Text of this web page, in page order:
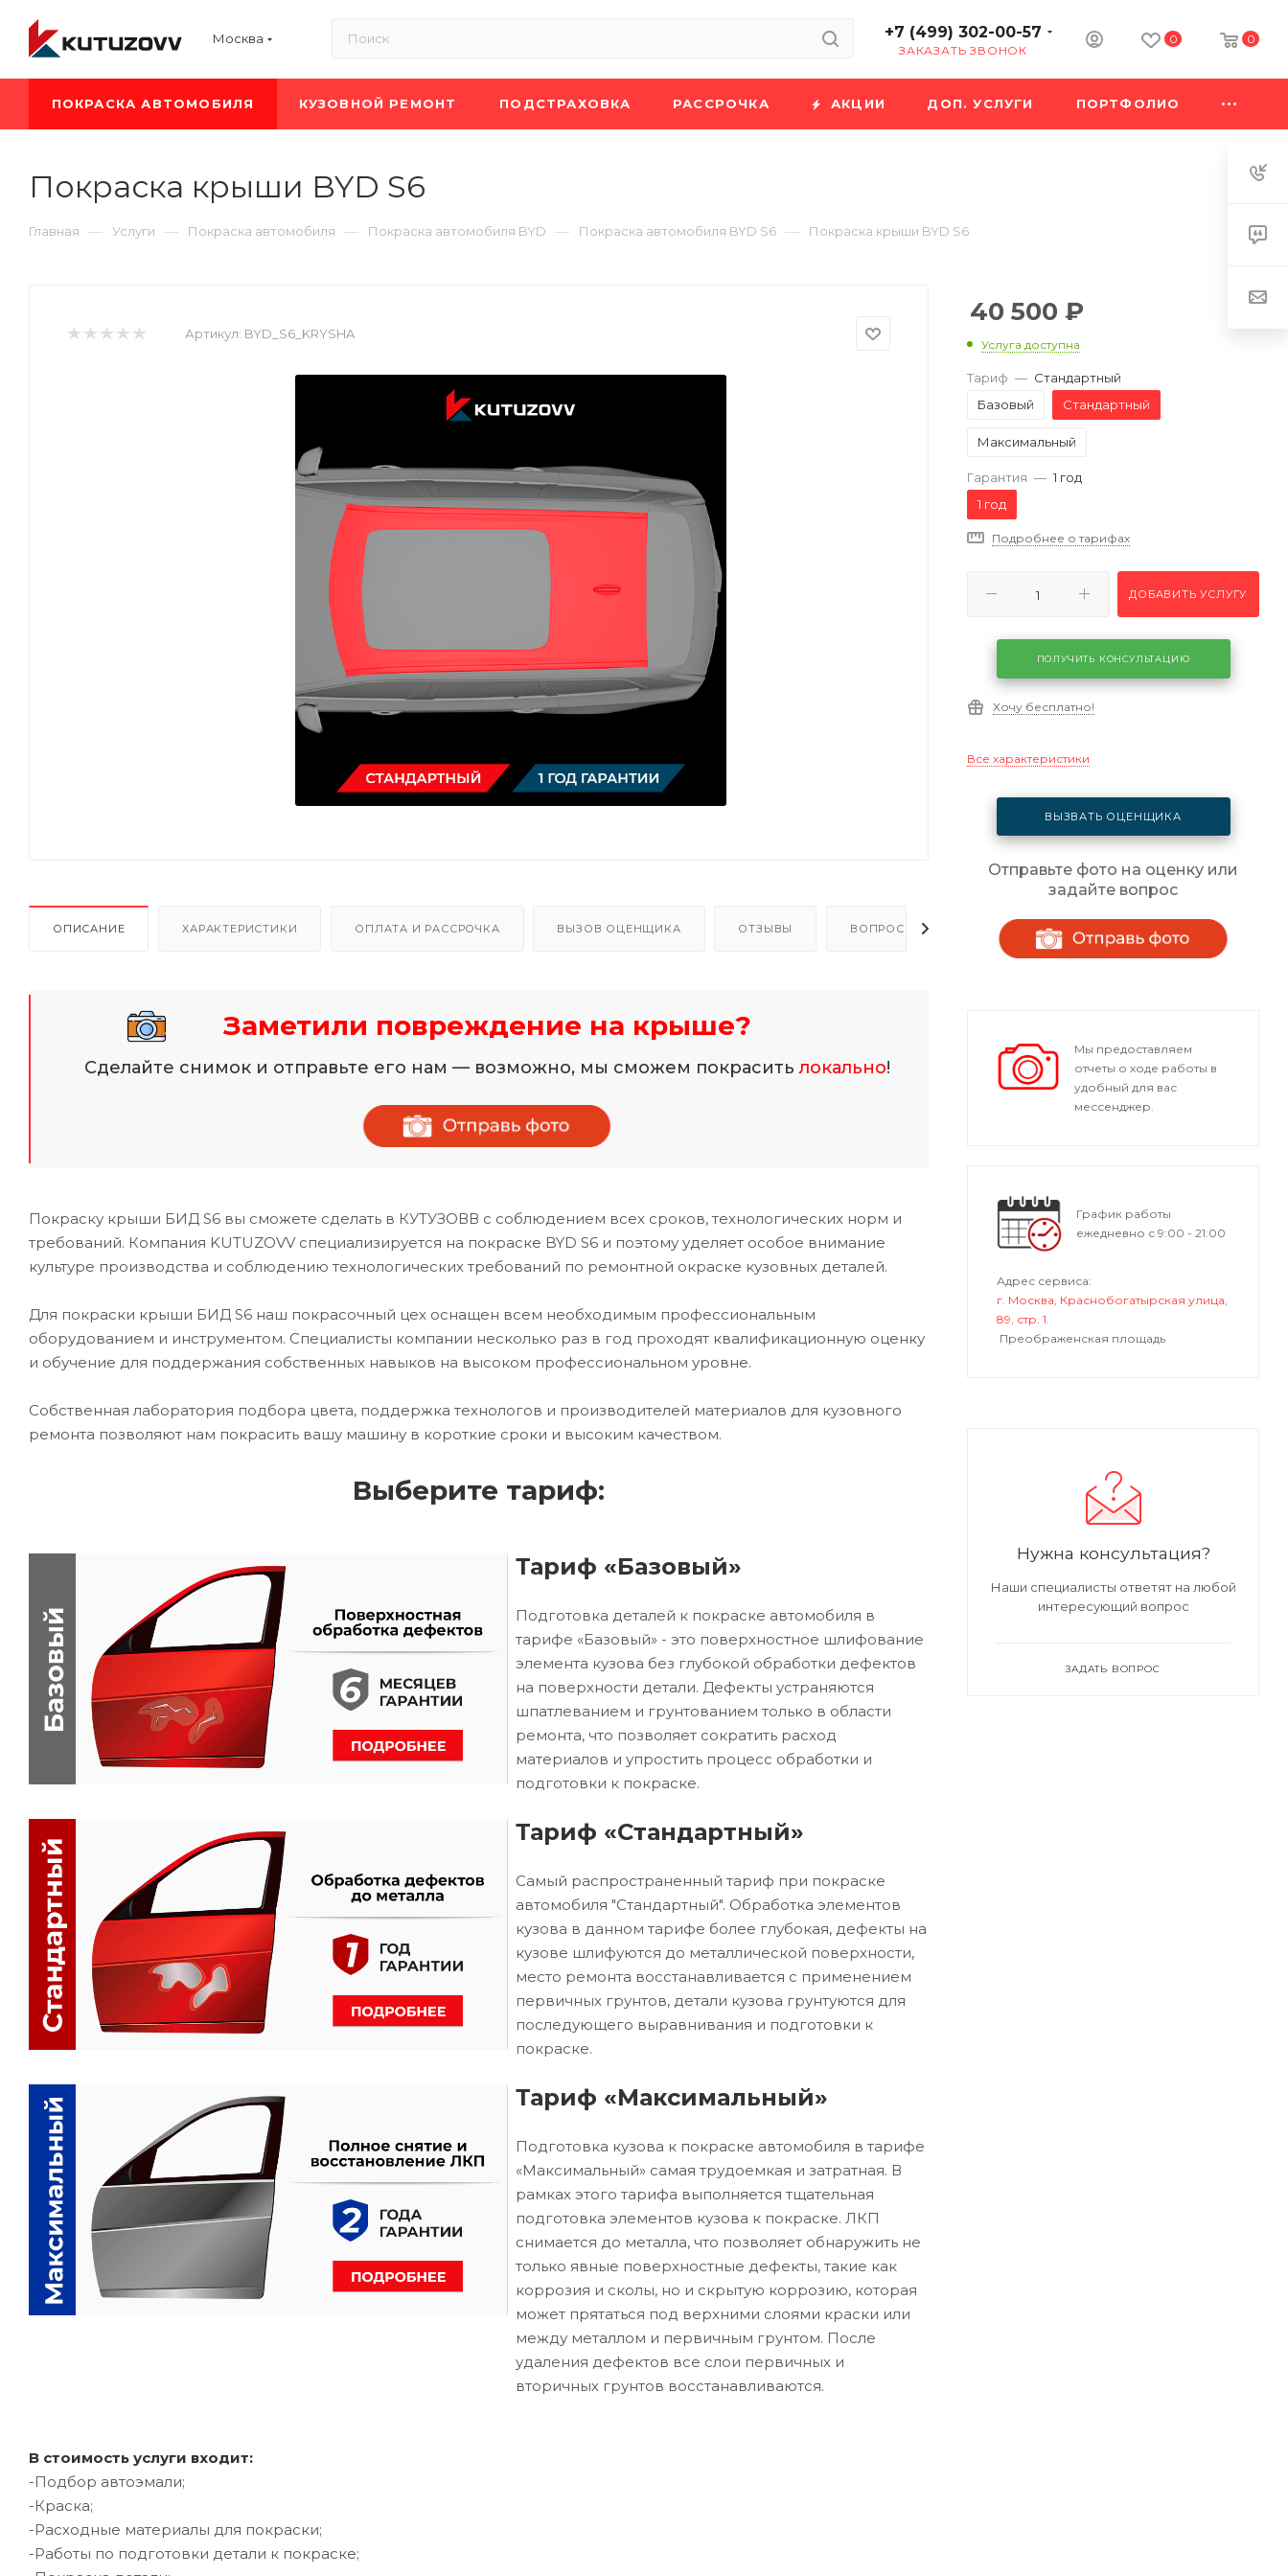
Москва +7 (499) 302-00-57
ЗАКАЗАТЬ ЗВОНОК
0 0
ПОКРАСКА АВТОМОБИЛЯ КУЗОВНОЙ РЕМОНТ ПОДСТРАХОВКА РАССРОЧКА АКЦИИ ДОП. УСЛУГИ ПОРТФОЛИО
Покраска крыши BYD S6
Главная — Услуги — Покраска автомобиля — Покраска автомобиля BYD — Покраска автомобиля BYD S6 — Покраска крыши BYD S6
Артикул: BYD_S6_KRYSHA
ОПИСАНИЕ ХАРАКТЕРИСТИКИ ОПЛАТА И РАССРОЧКА ВЫЗОВ ОЦЕНЩИКА ОТЗЫВЫ ВОПРОСЫ - ОТВЕТЫ
Заметили повреждение на крыше?
Сделайте снимок и отправьте его нам — возможно, мы сможем покраситьлокально!
Покраску крыши БИД S6 вы сможете сделать в КУТУЗОВВ с соблюдением всех сроков, технологических норм и
требований. Компания KUTUZOVV специализируется на покраске BYD S6 и поэтому уделяет особое внимание
культуре производства и соблюдению технологических требований по ремонтной окраске кузовных деталей.
Для покраски крыши БИД S6 наш покрасочный цех оснащен всем необходимым профессиональным
оборудованием и инструментом. Специалисты компании несколько раз в год проходят квалификационную оценку
и обучение для поддержания собственных навыков на высоком профессиональном уровне.
Собственная лаборатория подбора цвета, поддержка технологов и производителей материалов для кузовного
ремонта позволяют нам покрасить вашу машину в короткие сроки и высоким качеством.
Выберите тариф:
Тариф «Базовый»
Подготовка деталей к покраске автомобиля в
тарифе «Базовый» - это поверхностное шлифование
элемента кузова без глубокой обработки дефектов
на поверхности детали. Дефекты устраняются
шпатлеванием и грунтованием только в области
ремонта, что позволяет сократить расход
материалов и упростить процесс обработки и
подготовки к покраске.
Тариф «Стандартный»
Самый распространенный тариф при покраске
автомобиля "Стандартный". Обработка элементов
кузова в данном тарифе более глубокая, дефекты на
кузове шлифуются до металлической поверхности,
место ремонта восстанавливается с применением
первичных грунтов, детали кузова грунтуются для
последующего выравнивания и подготовки к
покраске.
Тариф «Максимальный»
Подготовка кузова к покраске автомобиля в тарифе
«Максимальный» самая трудоемкая и затратная. В
рамках этого тарифа выполняется тщательная
подготовка элементов кузова к покраске. ЛКП
снимается до металла, что позволяет обнаружить не
только явные поверхностные дефекты, такие как
коррозия и сколы, но и скрытую коррозию, которая
может прятаться под верхними слоями краски или
между металлом и первичным грунтом. После
удаления дефектов все слои первичных и
вторичных грунтов восстанавливаются.
В стоимость услуги входит:
-Подбор автоэмали;
-Краска;
-Расходные материалы для покраски;
-Работы по подготовки детали к покраске;
40 500 ₽
Услуга доступна
Тариф — Стандартный
Базовый
Стандартный
Максимальный
Гарантия — 1 год
1 год
Подробнее о тарифах
ДОБАВИТЬ УСЛУГУ
ПОЛУЧИТЬ КОНСУЛЬТАЦИЮ
Хочу бесплатно!
Все характеристики
ВЫЗВАТЬ ОЦЕНЩИКА
Отправьте фото на оценку или
задайте вопрос
Мы предоставляем
отчеты о ходе работы в
удобный для вас
мессенджер.
График работы
ежедневно с 9:00 - 21:00
Адрес сервиса:
г. Москва, Краснобогатырская улица,
89, стр. 1.
Преображенская площадь
Нужна консультация?
Наши специалисты ответят на любой
интересующий вопрос
ЗАДАТЬ ВОПРОС